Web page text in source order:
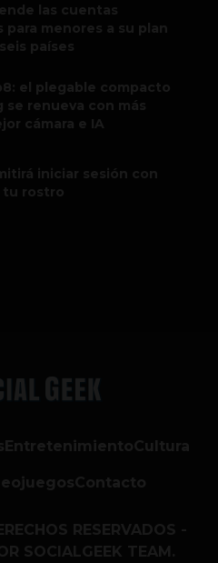
las cuentas
para menores a su plan
países
el plegable compacto
se renueva con más
cámara e IA
iniciar sesión con
tu rostro